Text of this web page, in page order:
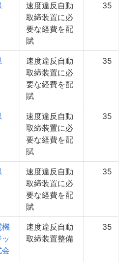
速度違反自動
取締装置に必
要な経費を配
賦
35
速度違反自動
取締装置に必
要な経費を配
賦
35
速度違反自動
取締装置に必
要な経費を配
賦
35
速度違反自動
取締装置に必
要な経費を配
賦
35
機
会
速度違反自動
取締装置整備
35